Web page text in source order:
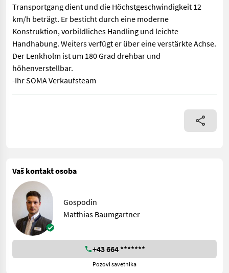
Transportgang dient und die Höchstgeschwindigkeit 12
km/h beträgt. Er besticht durch eine moderne
Konstruktion, vorbildliches Handling und leichte
Handhabung. Weiters verfügt er über eine verstärkte Achse.
Der Lenkholm ist um 180 Grad drehbar und
höhenverstellbar.
-Ihr SOMA Verkaufsteam
Einführungsaktion Alpin Premium 12PS -inkl.
Vaš kontakt osoba
Gospodin
Matthias Baumgartner
+43 664 *******
Pozovi savetnika